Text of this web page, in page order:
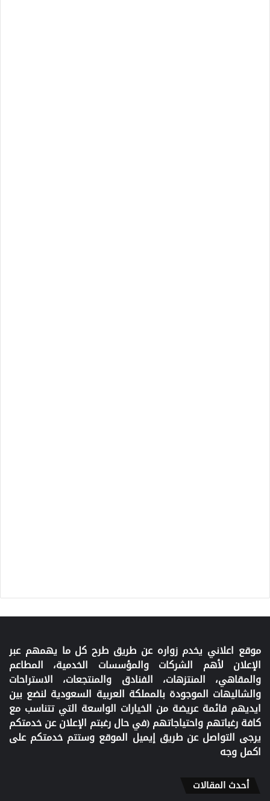
موقع اعلاني يخدم زواره عن طريق طرح كل ما يهمهم عبر
الإعلان لأهم الشركات والمؤسسات الخدمية، المطاعم
والمقاهي، المنتزهات، الفنادق والمنتجعات، الاستراحات
والشاليهات الموجودة بالمملكة العربية السعودية لنضع بين
ايديهم قائمة عريضة من الخيارات الواسعة التي تتناسب مع
كافة رغباتهم واحتياجاتهم (في حال رغبتم الإعلان عن خدمتكم
يرجى التواصل عن طريق إيميل الموقع وستتم خدمتكم على
اكمل وجه
أحدث المقالات